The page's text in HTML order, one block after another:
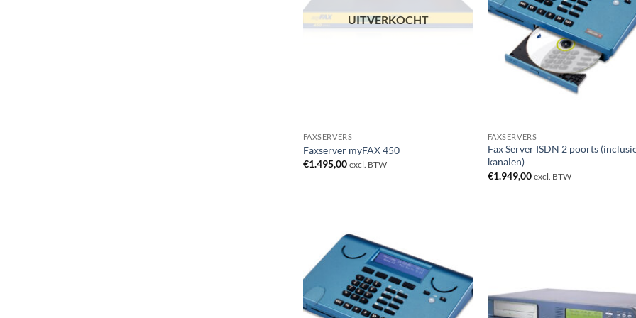
UITVERKOCHT
FAXSERVERS
Faxserver myFAX 450
€1.495,00 excl. BTW
FAXSERVERS
Fax Server ISDN 2 poorts
kanalen)
€1.949,00 excl. BTW